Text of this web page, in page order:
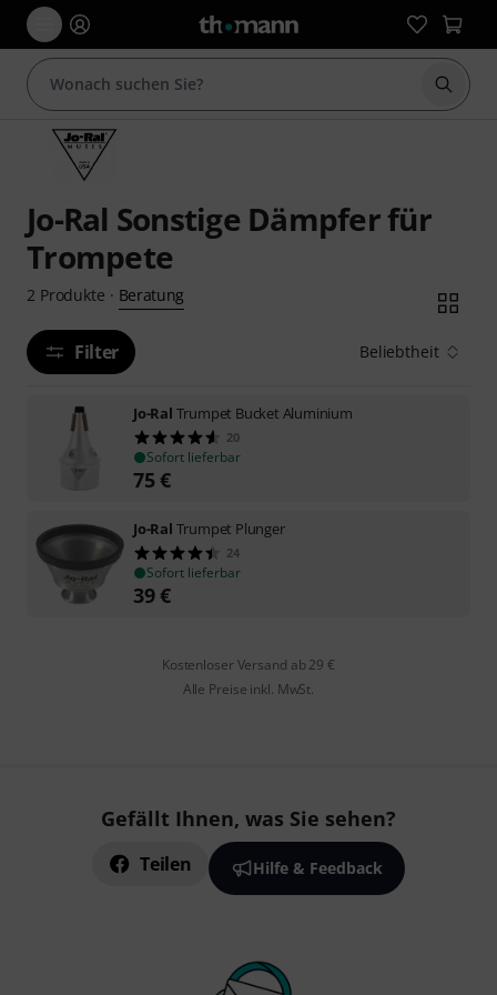
Suche
Jo-Ral Sonstige Dämpfer für
Trompete
2 Produkte · Beratung
Filter Beliebtheit
Jo-Ral Trumpet Bucket Aluminium
20
Sofort lieferbar
75€
Jo-Ral Trumpet Plunger
24
Sofort lieferbar
39€
Kostenloser Versand ab 29 €
Alle Preise inkl. MwSt.
Gefällt Ihnen, was Sie sehen?
Teilen Hilfe & Feedback